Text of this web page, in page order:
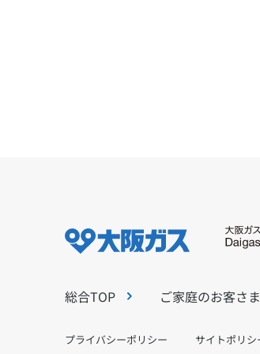
総合TOP ご家庭のお客さま
プライバシーポリシー サイトポリシ